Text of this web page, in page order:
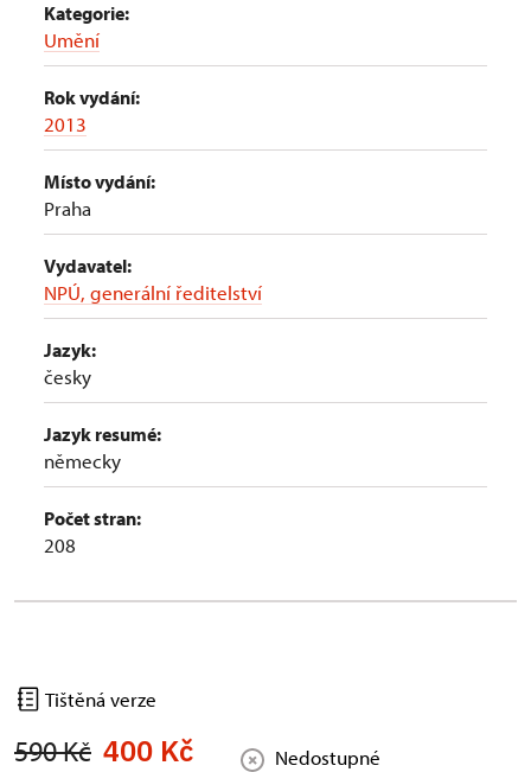
Kategorie:
Umění
Rok vydání:
2013
Místo vydání:
Praha
Vydavatel:
NPÚ, generální ředitelství
Jazyk:
česky
Jazyk resumé:
německy
Počet stran:
208
Tištěná verze
590 Kč 400 Kč Nedostupné